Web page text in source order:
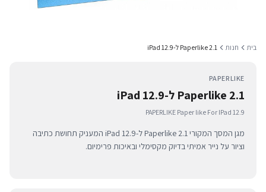
בית חנות Paperlike 2.1 ל-iPad 12.9
PAPERLIKE
Paperlike 2.1 ל-iPad 12.9
PAPERLIKE Paper like For IPad 12.9
מגן המסך המקורי Paperlike 2.1 ל-iPad 12.9 המעניק תחושת כתיבה
וציור על נייר אמיתי בדיוק מקסימלי ובאיכות פרימיום.